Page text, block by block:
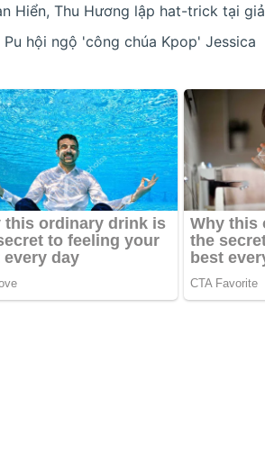
Hiển, Thu Hương lập hat-trick tại
Pu hội ngộ 'công chúa Kpop' Jessica